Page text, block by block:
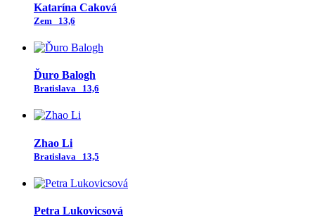
Katarína Caková
Zem 13,6
Ďuro Balogh
Bratislava 13,6
Zhao Li
Bratislava 13,5
Petra Lukovicsová